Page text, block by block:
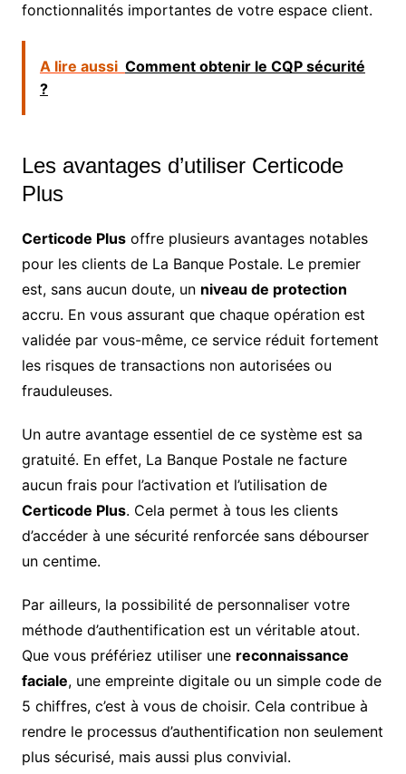
fonctionnalités importantes de votre espace client.
A lire aussi Comment obtenir le CQP sécurité
?
Les avantages d’utiliser Certicode
Plus
Certicode Plusoffre plusieurs avantages notables
pour les clients de La Banque Postale. Le premier
est, sans aucun doute, un niveau de protection
accru. En vous assurant que chaque opération est
validée par vous-même, ce service réduit fortement
les risques de transactions non autorisées ou
frauduleuses.
Un autre avantage essentiel de ce système est sa
gratuité. En effet, La Banque Postale ne facture
aucun frais pour l’activation et l’utilisation de
Certicode Plus. Cela permet à tous les clients
d’accéder à une sécurité renforcée sans débourser
un centime.
Par ailleurs, la possibilité de personnaliser votre
méthode d’authentification est un véritable atout.
Que vous préfériez utiliser une reconnaissance
faciale, une empreinte digitale ou un simple code de
5 chiffres, c’est à vous de choisir. Cela contribue à
rendre le processus d’authentification non seulement
plus sécurisé, mais aussi plus convivial.